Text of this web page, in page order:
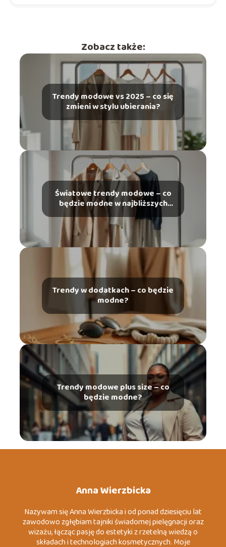
Zobacz także:
Trendy modowe vs 2025 – co się
zmieni w stylu ubierania?
Światowe trendy modowe – co
będzie modne w najbliższych
latach?
Trendy w dodatkach – co będzie
modne?
Trendy modowe plus size – co
będzie modne?
Anna Wierzbicka
Nazywam się Anna Wierzbicka i od ponad dziesięciu lat
zawodowo zgłębiam tajniki świadomej pielęgnacji oraz
wizażu, łącząc pasję do estetyki z rzetelną wiedzą o
składach i technologiach kosmetycznych. Moje